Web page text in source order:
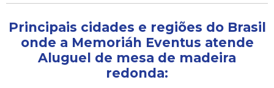
Principais cidades e regiões do Brasil
onde a Memoriáh Eventus atende
Aluguel de mesa de madeira
redonda: